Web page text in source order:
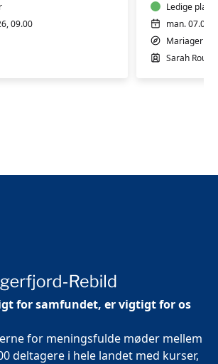
09.00
på
Dania
Ledige
man.
Mariager
Sarah
for samfundet, er vigtigt for os
for meningsfulde møder mellem
deltagere i hele landet med kurser,